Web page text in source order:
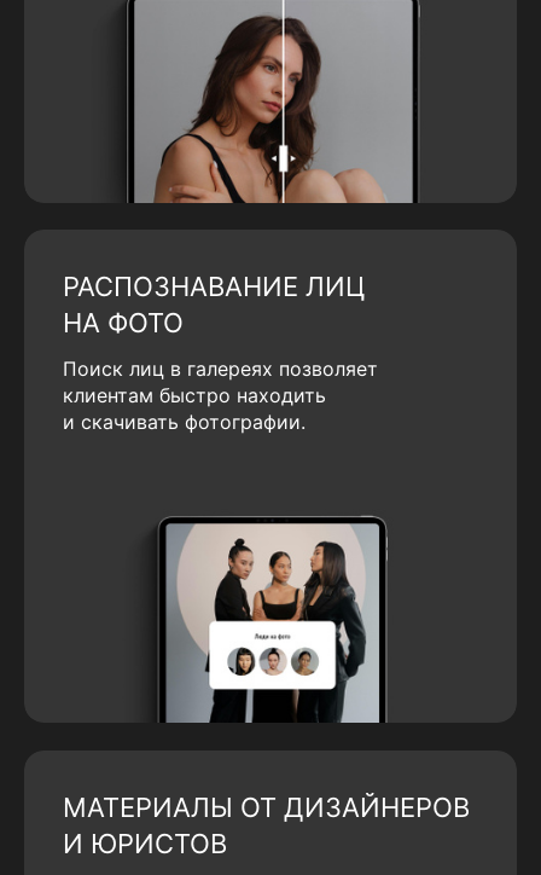
РАСПОЗНАВАНИЕ ЛИЦ
НА ФОТО
Поиск лиц в галереях позволяет
клиентам быстро находить
и скачивать фотографии.
МАТЕРИАЛЫ ОТ ДИЗАЙНЕРОВ
И ЮРИСТОВ